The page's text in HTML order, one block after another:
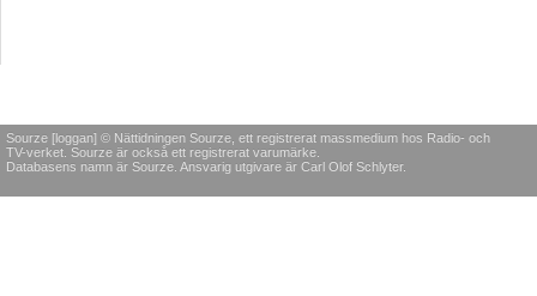
Sourze [loggan] © Nättidningen Sourze, ett registrerat massmedium hos Radio- och
TV-verket. Sourze är också ett registrerat varumärke.
Databasens namn är Sourze. Ansvarig utgivare är Carl Olof Schlyter.